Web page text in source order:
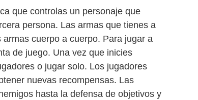
que controlas un personaje que
persona. Las armas que tienes a
cuerpo a cuerpo. Para jugar a
de juego. Una vez que inicies
o jugar solo. Los jugadores
nuevas recompensas. Las
hasta la defensa de objetivos y